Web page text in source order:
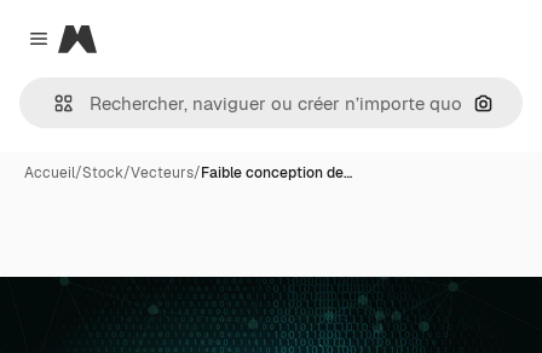
Close menu
Magnific
Accueil/Stock/Vecteurs/Faible conception de…